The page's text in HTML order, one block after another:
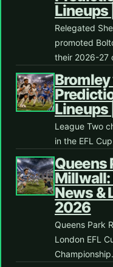
Lineups
Relegated
promoted
their 2026-27
Bromley
Lineups
League Two
in the EFL
Queens
Millwall:
News &
2026
Queens Park
London EFL